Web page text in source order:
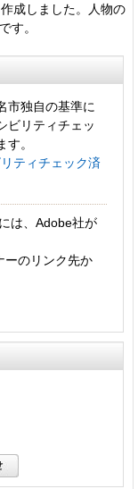
成しました。人物の
す。
市独自の基準に
ビリティチェッ
。
リティチェック済
は、Adobe社が
ーのリンク先か